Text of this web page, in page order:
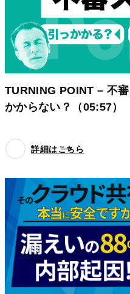
TURNING POINT – 不
かからない？（05:57）
詳細はこちら